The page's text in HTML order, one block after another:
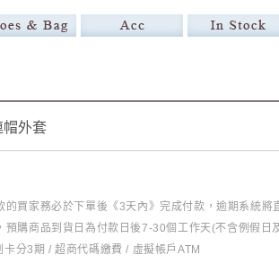
帽外套
的買家務必於下單後《3天內》完成付款，逾期系統將
預購商品到貨日為付款日後7-30個工作天(不含例假日
分3期 / 超商代碼繳費 / 虛擬帳戶ATM